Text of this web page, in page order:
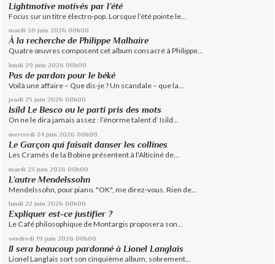
Lightmotive motivés par l’été
Focus sur un titre électro-pop. Lorsque l’été pointe le...
mardi 30 juin 2026 00h00
À la recherche de Philippe Malhaire
Quatre œuvres composent cet album consacré à Philippe...
lundi 29 juin 2026 00h00
Pas de pardon pour le béké
Voilà une affaire – Que dis-je ? Un scandale – que la...
jeudi 25 juin 2026 00h00
Isild Le Besco ou le parti pris des mots
On ne le dira jamais assez : l’énorme talent d’ Isild...
mercredi 24 juin 2026 00h00
Le Garçon qui faisait danser les collines
Les Cramés de la Bobine présentent à l'Alticiné de...
mardi 23 juin 2026 00h00
L’autre Mendelssohn
Mendelssohn, pour piano. "OK", me direz-vous. Rien de...
lundi 22 juin 2026 00h00
Expliquer est-ce justifier ?
Le Café philosophique de Montargis proposera son...
vendredi 19 juin 2026 00h00
Il sera beaucoup pardonné à Lionel Langlais
Lionel Langlais sort son cinquième album, sobrement...